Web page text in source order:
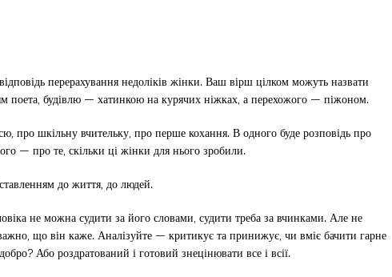
перерахування недоліків жінки. Ваш вірш цілком можуть назвати
поета, будівлю — хатинкою на курячих ніжках, а перехожого — піжоном.
про шкільну вчительку, про перше кохання. В одного буде розповідь про
— про те, скільки ці жінки для нього зробили.
до життя, до людей.
не можна судити за його словами, судити треба за вчинками. Але не
що він каже. Аналізуйте — критикує та принижує, чи вміє бачити гарне
Або роздратований і готовий знецінювати все і всії.